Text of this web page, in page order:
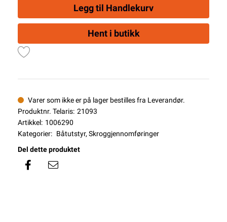
Legg til Handlekurv
Hent i butikk
Varer som ikke er på lager bestilles fra Leverandør.
Produktnr. Telaris: 21093
Artikkel: 1006290
Kategorier: Båtutstyr, Skroggjennomføringer
Del dette produktet